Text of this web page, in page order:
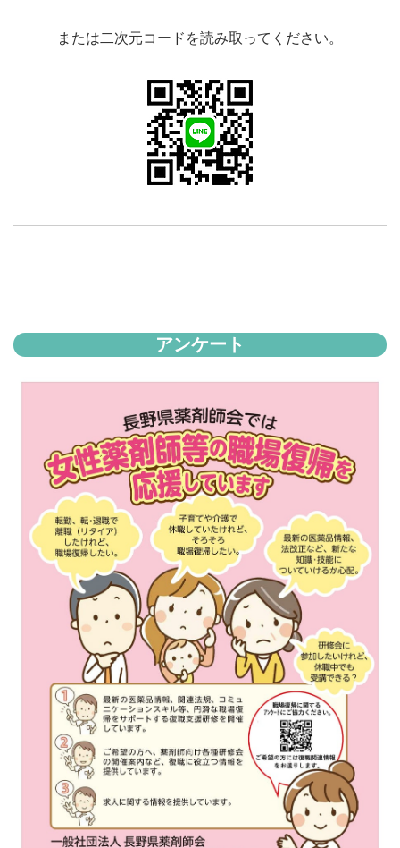
または二次元コードを読み取ってください。
アンケート